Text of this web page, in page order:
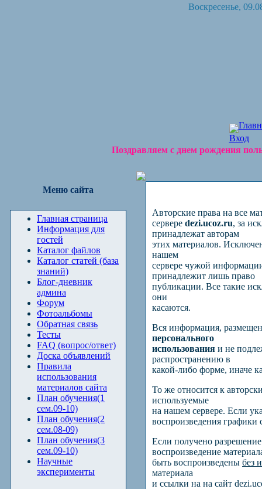
Воскресенье,
Вход
Поздравляем с днем рождения
Меню сайта
Главная страница
Информация для
гостей
Каталог файлов
Каталог статей (база
знаний)
Блог-дневник
админа
Форум
Фотоальбомы
Обратная связь
Тесты
FAQ (вопрос/ответ)
Доска объявлений
Правила
использования
материалов сайта
План обучения(1
сем.09-10)
План обучения(2
сем.08-09)
План обучения(3
сем.09-10)
Научные
эксперименты
Авторские права на все
сервере dezi.ucoz.ru, за
принадлежат авторам
этих материалов.
нашем
сервере чужой
принадлежит лишь право
публикации. Все такие
они
касаются.
Вся информация,
персонального
использования и не
распространению в
какой-либо форме, иначе
То же относится к
используемые
на нашем сервере. Если
воспроизведения графики
Если получено
воспроизведение
быть воспроизведены без
материала
и ссылки на на сайт dezi.